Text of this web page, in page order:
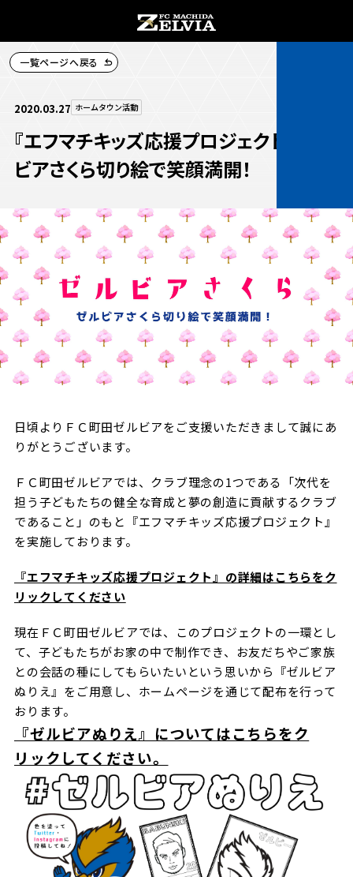
お知らせトップ
TOPチーム
試合情報
チケット
イベント
グッズ
メディア
ホームタウン活動
アカデミー
スクール
試合情報
試合情報トップ
試合データ
試合日程・結果
観戦する
観戦するトップ
チケット購入手順
チケット販売スケジュール
️スタジアムを知る
スタジアムアクセス
スタジアムマップ
観戦方法を知る
スタジアム観戦ガイド
観戦マナー＆ルール
ビジターサポーターの皆様へ
車イスでの観戦
試合運営管理規程
クラブを知る
ＦＣ町田ゼルビアについて
選手・スタッフ紹介
ファンになる
ファンクラブ
クラブゼルビスタへの入会
シーズンシート
トレーニングの見学・ファンサービス
ボランティア
三輪緑山ベースを利用
三輪緑山ベースご利用案内
グッズを買う
グッズを買うトップ
ユニフォーム
ホームタウン
ホームタウントップ
ゼルビアアシスト協賛企業一覧
ゼルナビ
ゼル塾
ＦＣ町田ゼルビアスポーツクラブ
ＦＣ町田ゼルビアアカデミー
ゼルビアフットサルパーク
パートナー
パートナートップ
パートナー企業一覧
お問い合わせ 利用規約肖像権・ロゴについてプライバシ
FOLLOW
一覧ページへ戻る
2020.03.27 ホームタウン活動
『エフマチキッズ応援プロジェクト』ゼル
ビアさくら切り絵で笑顔満開！
日頃よりＦＣ町田ゼルビアをご支援いただきまして誠にあ
りがとうございます。
ＦＣ町田ゼルビアでは、クラブ理念の1つである「次代を
担う子どもたちの健全な育成と夢の創造に貢献するクラブ
であること」のもと『エフマチキッズ応援プロジェクト』
を実施しております。
『エフマチキッズ応援プロジェクト』の詳細はこちらをク
リックしてください
現在ＦＣ町田ゼルビアでは、このプロジェクトの一環とし
て、子どもたちがお家の中で制作でき、お友だちやご家族
との会話の種にしてもらいたいという思いから『ゼルビア
ぬりえ』をご用意し、ホームページを通じて配布を行って
おります。
『ゼルビアぬりえ』についてはこちらをク
リックしてください。